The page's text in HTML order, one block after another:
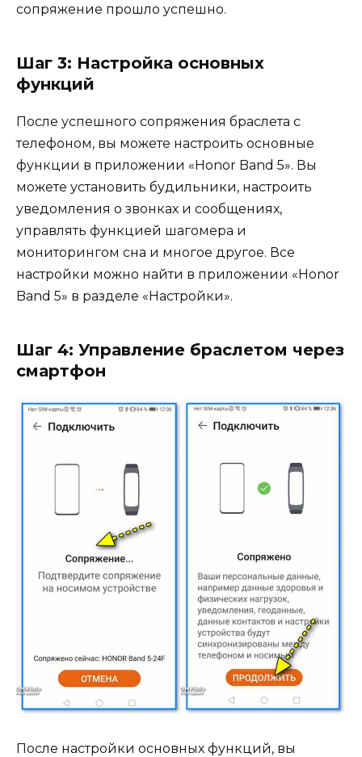
сопряжение прошло успешно.
Шаг 3: Настройка основных
функций
После успешного сопряжения браслета с
телефоном, вы можете настроить основные
функции в приложении «Honor Band 5». Вы
можете установить будильники, настроить
уведомления о звонках и сообщениях,
управлять функцией шагомера и
мониторингом сна и многое другое. Все
настройки можно найти в приложении «Honor
Band 5» в разделе «Настройки».
Шаг 4: Управление браслетом через
смартфон
После настройки основных функций, вы